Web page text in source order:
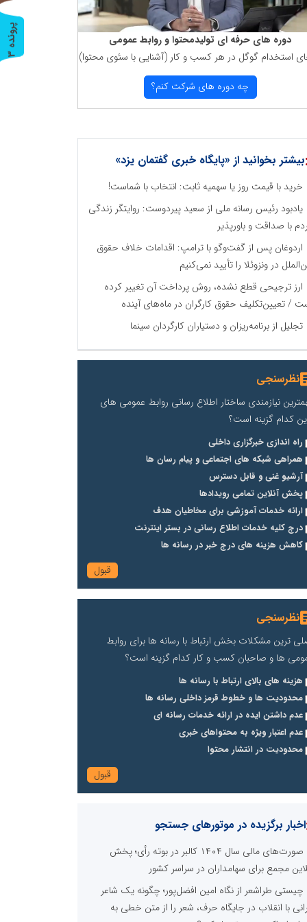
دوره های حرفه ای تولیدمحتوا و روابط عمومی
استخدام گوگل در هر كسب و كار (آشنایی با سئوی محتوا)
چه دوره های شركت كنم؟
بیشتر بخوانید از «پایگاه خبری گفتمان یزد»
خرید با قیمت روز یا سهمیه ثابت: انتخاب با شماست!
یادبود رئیس رسانه ملی از سعید پیردوست: روایتگر زندگی
با صداقت و باورپذیر
اردوغان پس از گفت‌وگو با ترامپ: اقدامات خلاف حقوق
در ونزوئلا را تأیید نمی‌کنیم
ارز ترجیحی قطع نشده، روش پرداخت آن تغییر کرده
/ تعیین‌تکلیف حقوق کارگران در ماه‌های آینده
تجلیل از برنامه‌ریزان و دستیاران کارگردان سینما
نظرسنجی
نیازمندی ساختار اطلاع رسانی روابط عمومی های
کدام گزینه است؟
راه اندازی خبرگزاری داخلی
همراهی شبکه های اجتماعی و پیام رسان ها
آرشیو غنی و قابل دسترس
پخش آنلاین تمامی رویدادها
ارائه خدمات آموزشی برای مخاطیان هدف
درج کلیه خدمات اطلاع رسانی در بستر اینترنت
کاهش هزینه های درج خبر در رسانه ها
نظرسنجی
ترین مشکلات بخش ارتباط با رسانه ها برای روابط
ها و صاحبان کسب و کار کدام گزینه است؟
هزینه های بالای ارتباط با رسانه ها
محدودیت ها و خطوط قرمز داخلی رسانه ها
عدم داشتن ایده در ارائه خدمات رسانه ای
عدم اعتبار ویژه به محتواهای خبری
محدودیت در انتشار محتوا
اخبار برگزیده در موتورهای جستجو
صورت‌های مالی سال ۱۴۰۴ کالبر در بوته رأی؛ پخش
مجمع برای سهامداران در سراسر کشور
چیستی طراشعر از نگاه امین افضل‌پور؛ چگونه یک شاعر
با انقلاب در جایگاه حرف، شعر را از متن خطی به
پ
ر
و
ن
د
ه
3